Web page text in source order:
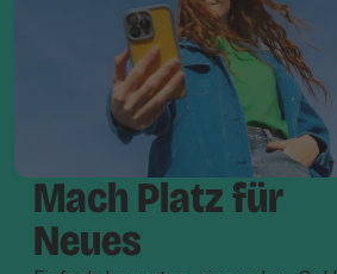
Mach Platz für
Neues